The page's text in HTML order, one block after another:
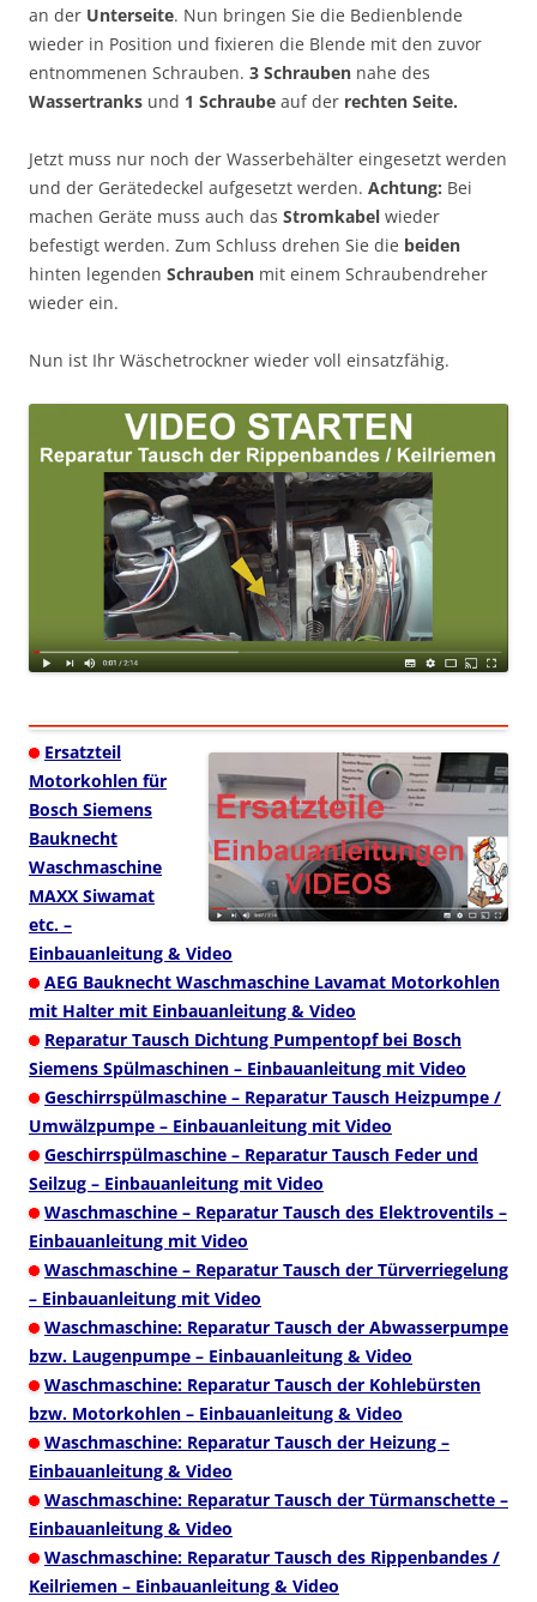
an der Unterseite. Nun bringen Sie die Bedienblende
wieder in Position und fixieren die Blende mit den zuvor
entnommenen Schrauben. 3 Schrauben nahe des
Wassertranks und 1 Schraube auf der rechten Seite.
Jetzt muss nur noch der Wasserbehälter eingesetzt werden
und der Gerätedeckel aufgesetzt werden. Achtung: Bei
machen Geräte muss auch das Stromkabel wieder
befestigt werden. Zum Schluss drehen Sie die beiden
hinten legenden Schrauben mit einem Schraubendreher
wieder ein.
Nun ist Ihr Wäschetrockner wieder voll einsatzfähig.
Ersatzteil
Motorkohlen für
Bosch Siemens
Bauknecht
Waschmaschine
MAXX Siwamat
etc. –
Einbauanleitung & Video
AEG Bauknecht Waschmaschine Lavamat Motorkohlen
mit Halter mit Einbauanleitung & Video
Reparatur Tausch Dichtung Pumpentopf bei Bosch
Siemens Spülmaschinen – Einbauanleitung mit Video
Geschirrspülmaschine – Reparatur Tausch Heizpumpe /
Umwälzpumpe – Einbauanleitung mit Video
Geschirrspülmaschine – Reparatur Tausch Feder und
Seilzug – Einbauanleitung mit Video
Waschmaschine – Reparatur Tausch des Elektroventils –
Einbauanleitung mit Video
Waschmaschine – Reparatur Tausch der Türverriegelung
– Einbauanleitung mit Video
Waschmaschine: Reparatur Tausch der Abwasserpumpe
bzw. Laugenpumpe – Einbauanleitung & Video
Waschmaschine: Reparatur Tausch der Kohlebürsten
bzw. Motorkohlen – Einbauanleitung & Video
Waschmaschine: Reparatur Tausch der Heizung –
Einbauanleitung & Video
Waschmaschine: Reparatur Tausch der Türmanschette –
Einbauanleitung & Video
Waschmaschine: Reparatur Tausch des Rippenbandes /
Keilriemen – Einbauanleitung & Video